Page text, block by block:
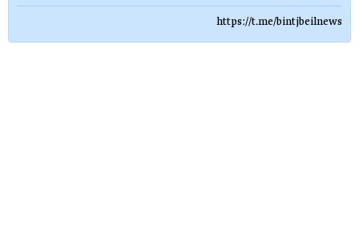
https://t.me/bintjbeilnews